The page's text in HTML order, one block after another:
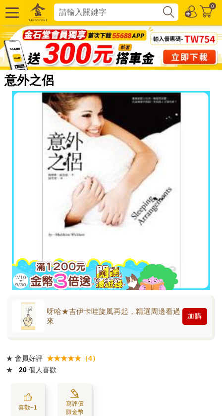
0
意外之侶
呀哈★吉伊卡哇旋風再起，精選周邊看過
來
加購
★ 會員好評 ★★★★★（4）
★
20 個人喜歡
喜歡+1
寫評價
賺金幣